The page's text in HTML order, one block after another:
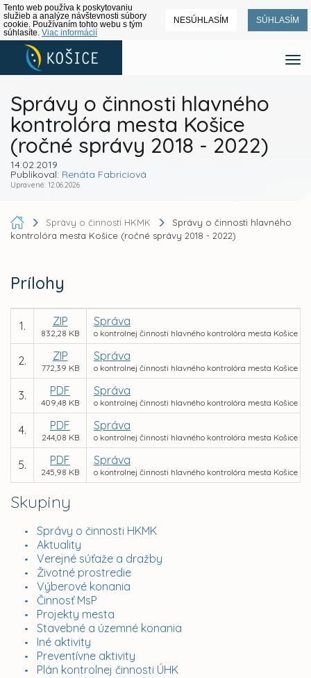
Tento web používa k poskytovaniu
služieb a analýze návštevnosti súbory
cookie. Používaním tohto webu s tým
súhlasíte. Viac informácií
NESÚHLASÍM SÚHLASÍM
Správy o činnosti hlavného
kontrolóra mesta Košice
(ročné správy 2018 - 2022)
14.02.2019
Publikoval: Renáta Fabriciová
Upravené: 12.06.2026
Skupiny
Správy o činnosti HKMK
Aktuality
Verejné súťaže a dražby
Životné prostredie
Výberové konania
Činnosť MsP
Projekty mesta
Stavebné a územné konania
Iné aktivity
Preventívne aktivity
Plán kontrolnej činnosti ÚHK
Správy o činnosti HKMK
Správy o činnosti hlavného
kontrolóra mesta Košice (ročné správy 2018 - 2022)
Prílohy
1. ZIP
832,28 KB
Správa
o kontrolnej činnosti hlavného kontrolóra mesta Košice za
2. ZIP
772,39 KB
Správa
o kontrolnej činnosti hlavného kontrolóra mesta Košice
3. PDF
409,48 KB
Správa
o kontrolnej činnosti hlavného kontrolóra mesta Košice
4. PDF
244,08 KB
Správa
o kontrolnej činnosti hlavného kontrolóra mesta Košice za
5. PDF
245,98 KB
Správa
o kontrolnej činnosti hlavného kontrolóra mesta Košice